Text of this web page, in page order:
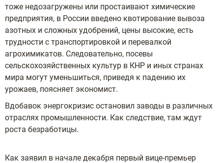
тоже недозагружены или простаивают химические
предприятия, в России введено квотирование вывоза
азотных и сложных удобрений, цены высокие, есть
трудности с транспортировкой и перевалкой
агрохимикатов. Следовательно, посевы
сельскохозяйственных культур в КНР и иных странах
мира могут уменьшиться, приведя к падению их
урожаев, поясняет экономист.
Вдобавок энергокризис остановил заводы в различных
отраслях промышленности. Как следствие, там ждут
роста безработицы.
Как заявил в начале декабря первый вице-премьер